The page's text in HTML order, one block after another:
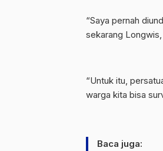
“Saya pernah
sekarang
“Untuk itu,
warga kita bisa
Baca juga: